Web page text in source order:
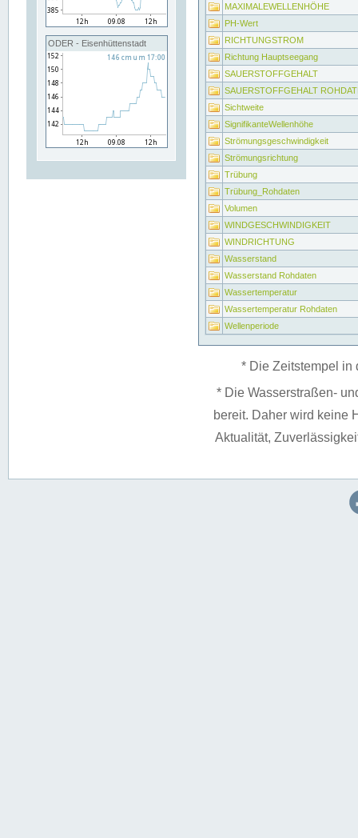
ODER - Eisenhüttenstadt
MAXIMALEWELLENHÖHE
PH-Wert
RICHTUNGSTROM
Richtung Hauptseegang
SAUERSTOFFGEHALT
SAUERSTOFFGEHALT
Sichtweite
SignifikanteWellenhöhe
Strömungsgeschwindigkeit
Strömungsrichtung
Trübung
Trübung_Rohdaten
Volumen
WINDGESCHWINDIGKEIT
WINDRICHTUNG
Wasserstand
Wasserstand Rohdaten
Wassertemperatur
Wassertemperatur Rohdaten
Wellenperiode
* Die Zeitstempel in
* Die Wasserstraßen-
bereit. Daher wird keine
Aktualität,